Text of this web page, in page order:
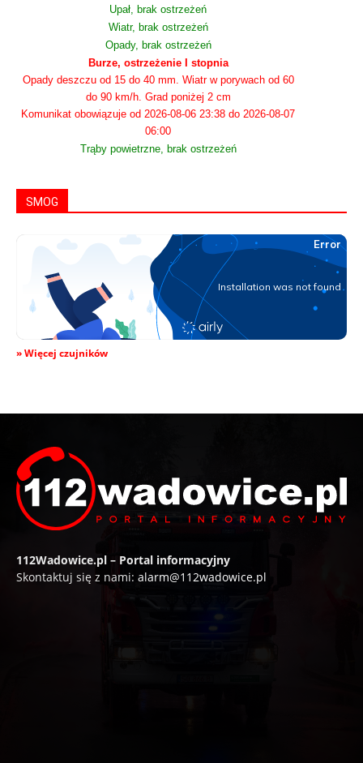
Upał, brak ostrzeżeń
Wiatr, brak ostrzeżeń
Opady, brak ostrzeżeń
Burze, ostrzeżenie I stopnia
Opady deszczu od 15 do 40 mm. Wiatr w porywach od 60
do 90 km/h. Grad poniżej 2 cm
Komunikat obowiązuje od 2026-08-06 23:38 do 2026-08-07
06:00
Trąby powietrzne, brak ostrzeżeń
SMOG
» Więcej czujników
112Wadowice.pl – Portal informacyjny
Skontaktuj się z nami: alarm@112wadowice.pl